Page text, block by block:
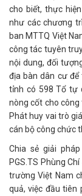
cho biết, thực
như các chương
ban MTTQ Việt
công tác tuyên
nội dung, đối
địa bàn dân cư
tỉnh có 598 Tổ tự
nòng cốt cho công
Phát huy vai trò
cán bộ công chức
Chia sẻ giải
PGS.TS Phùng
trường Việt Nam
quả, việc đầu tiên